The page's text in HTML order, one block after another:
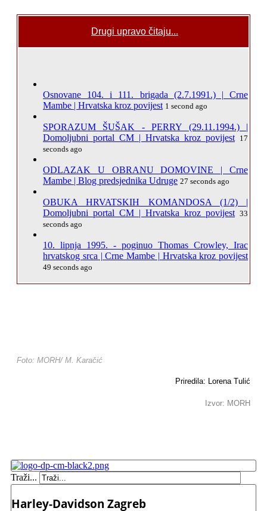
Drugi upravo čitaju...
Osnovane 104. i 111. brigada (2.7.1991.) | Crne
Mambe | Hrvatska kroz povijest 1 second ago
SPORAZUM ŠUŠAK - PERRY (29.11.1994.) |
Domoljubni portal CM | Hrvatska kroz povijest 17
seconds ago
ODLAZAK U OBRANU DOMOVINE | Crne
Mambe | Blog predsjednika Udruge 27 seconds ago
OBUKA HRVATSKIH KOMANDOSA (1/2) |
Domoljubni portal CM | Hrvatska kroz povijest 33
seconds ago
10. lipnja 1995. - poginuo Thomas Crowley, Irac
hrvatskog srca | Crne Mambe | Hrvatska kroz povijest
49 seconds ago
Foto: MORH/ M. Karačić
Priredila: Lorena Tulić
Izvor: MORH
Traži...
Harley-Davidson Zagreb